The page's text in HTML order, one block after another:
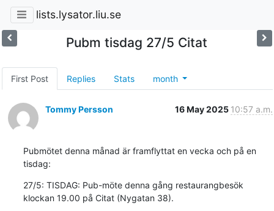
lists.lysator.liu.se
Pubm tisdag 27/5 Citat
First Post Replies Stats month
Tommy Persson 16 May 2025 10:57 a.m.
Pubmötet denna månad är framflyttat en vecka och på en
tisdag:
27/5: TISDAG: Pub-möte denna gång restaurangbesök
klockan 19.00 på Citat (Nygatan 38).